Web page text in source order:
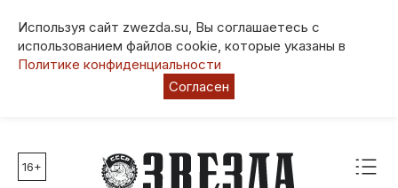
Используя сайт zwezda.su, Вы соглашаетесь с
использованием файлов cookie, которые указаны в
Политике конфиденциальности
Согласен
Главные темы
16+